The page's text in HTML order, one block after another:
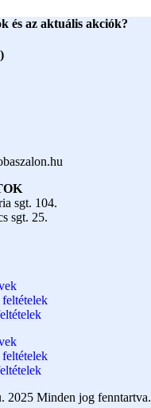
és az aktuális akciók?
sgt. 104.​
sgt. 25.
2025 Minden jog fenntartva.